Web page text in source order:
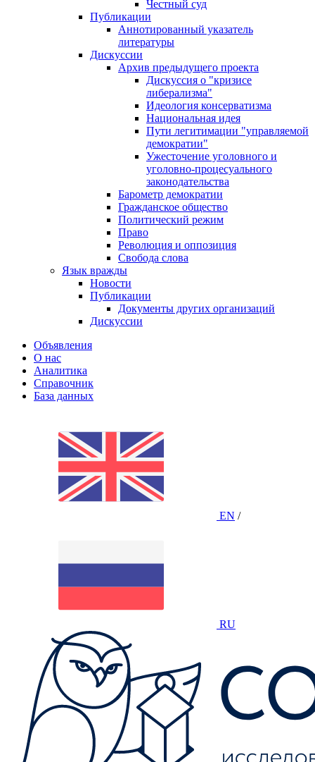
Честный суд
Публикации
Аннотированный указатель
литературы
Дискуссии
Архив предыдущего проекта
Дискуссия о "кризисе
либерализма"
Идеология консерватизма
Национальная идея
Пути легитимации "управляемой
демократии"
Ужесточение уголовного и
уголовно-процесуального
законодательства
Барометр демократии
Гражданское общество
Политический режим
Право
Революция и оппозиция
Свобода слова
Язык вражды
Новости
Публикации
Документы других организаций
Дискуссии
Объявления
О нас
Аналитика
Справочник
База данных
EN /
RU